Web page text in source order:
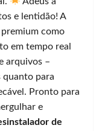
e lentidão! A
como
em tempo real
arquivos –
quanto para
Pronto para
e
de